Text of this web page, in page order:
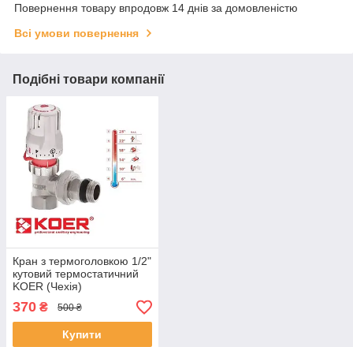
Повернення товару впродовж 14 днів за домовленістю
Всі умови повернення
Подібні товари компанії
Кран з термоголовкою 1/2"
кутовий термостатичний
KOER (Чехія)
370 ₴ 500 ₴
Купити